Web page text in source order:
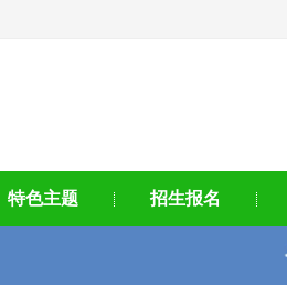
特色主题 招生报名